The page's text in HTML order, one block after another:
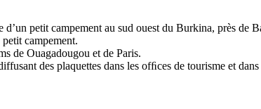
petit campement au sud ouest du Burkina, près de
campement.
de Ouagadougou et de Paris.
des plaquettes dans les ofﬁces de tourisme et